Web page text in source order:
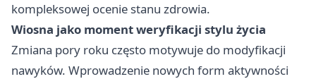
kompleksowej ocenie stanu zdrowia.
Wiosna jako moment weryfikacji stylu życia
Zmiana pory roku często motywuje do modyfikacji
nawyków. Wprowadzenie nowych form aktywności